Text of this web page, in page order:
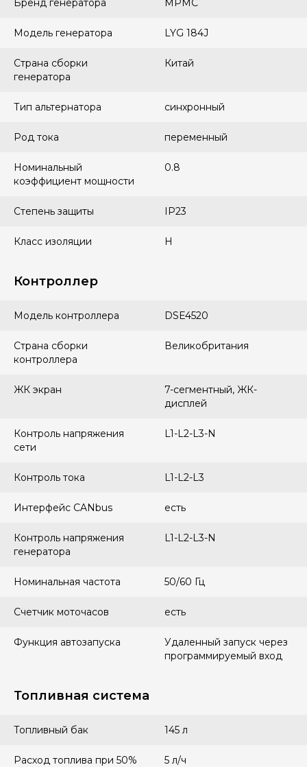
Бренд генератора MPMC
Модель генератора LYG 184J
Страна сборки
генератора
Китай
Тип альтернатора синхронный
Род тока переменный
Номинальный
коэффициент мощности
0.8
Степень защиты IP23
Класс изоляции H
Контроллер
Модель контроллера DSE4520
Страна сборки
контроллера
Великобритания
ЖК экран
7-сегментный, ЖК-
дисплей
Контроль напряжения
сети
L1-L2-L3-N
Контроль тока L1-L2-L3
Интерфейс CANbus есть
Контроль напряжения
генератора
L1-L2-L3-N
Номинальная частота 50/60 Гц
Счетчик моточасов есть
Функция автозапуска
Удаленный запуск через
программируемый вход
Топливная система
Топливный бак 145 л
Расход топлива при 50%
5 л/ч